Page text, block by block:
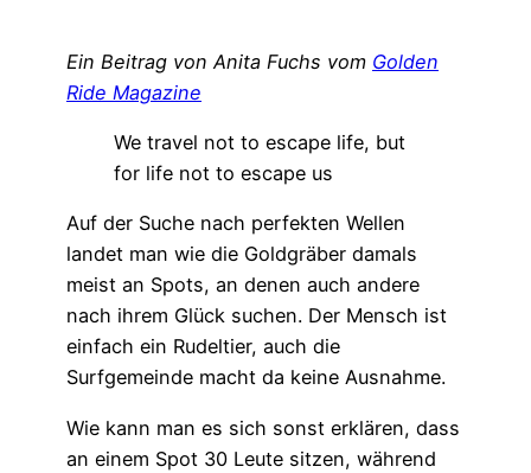
Ein Beitrag von Anita Fuchs vom Golden
Ride Magazine
We travel not to escape life, but
for life not to escape us
Auf der Suche nach perfekten Wellen
landet man wie die Goldgräber damals
meist an Spots, an denen auch andere
nach ihrem Glück suchen. Der Mensch ist
einfach ein Rudeltier, auch die
Surfgemeinde macht da keine Ausnahme.
Wie kann man es sich sonst erklären, dass
an einem Spot 30 Leute sitzen, während